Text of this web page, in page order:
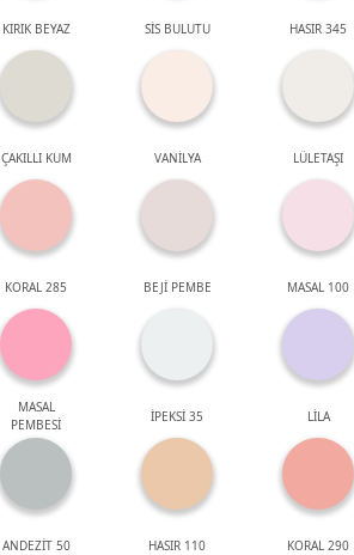
KIRIK BEYAZ SİS BULUTU HASIR 345
ÇAKILLI KUM VANİLYA LÜLETAŞI
KORAL 285 BEJİ PEMBE MASAL 100
MASAL
PEMBESİ
İPEKSİ 35 LİLA
ANDEZİT 50 HASIR 110 KORAL 290